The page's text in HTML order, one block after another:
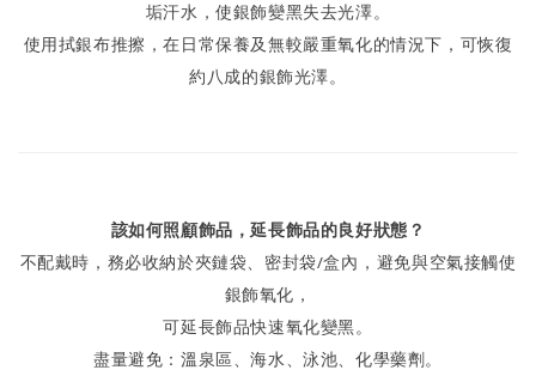
垢汗水，使銀飾變黑失去光澤。
使用拭銀布推擦，在日常保養及無較嚴重氧化的情況下，可恢復
約八成的銀飾光澤。
該如何照顧飾品，延長飾品的良好狀態？
不配戴時，務必收納於夾鏈袋、密封袋/盒內，避免與空氣接觸使
銀飾氧化，
可延長飾品快速氧化變黑。
盡量避免：溫泉區、海水、泳池、化學藥劑。